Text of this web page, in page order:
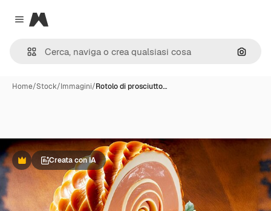
Close menu
Magnific
Cerca
Home/Stock/Immagini/Rotolo di prosciutto…
PremiumCreata con IA